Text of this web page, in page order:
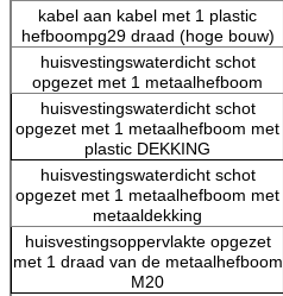
kabel aan kabel met 1 plastic
hefboompg29 draad (hoge bouw)
huisvestingswaterdicht schot
opgezet met 1 metaalhefboom
huisvestingswaterdicht schot
opgezet met 1 metaalhefboom met
plastic DEKKING
huisvestingswaterdicht schot
opgezet met 1 metaalhefboom met
metaaldekking
huisvestingsoppervlakte opgezet
met 1 draad van de metaalhefboom
M20